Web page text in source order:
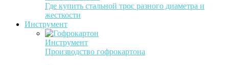
Где купить стальной трос разного диаметра и
жесткости
Инструмент
Инструмент
Производство гофрокартона